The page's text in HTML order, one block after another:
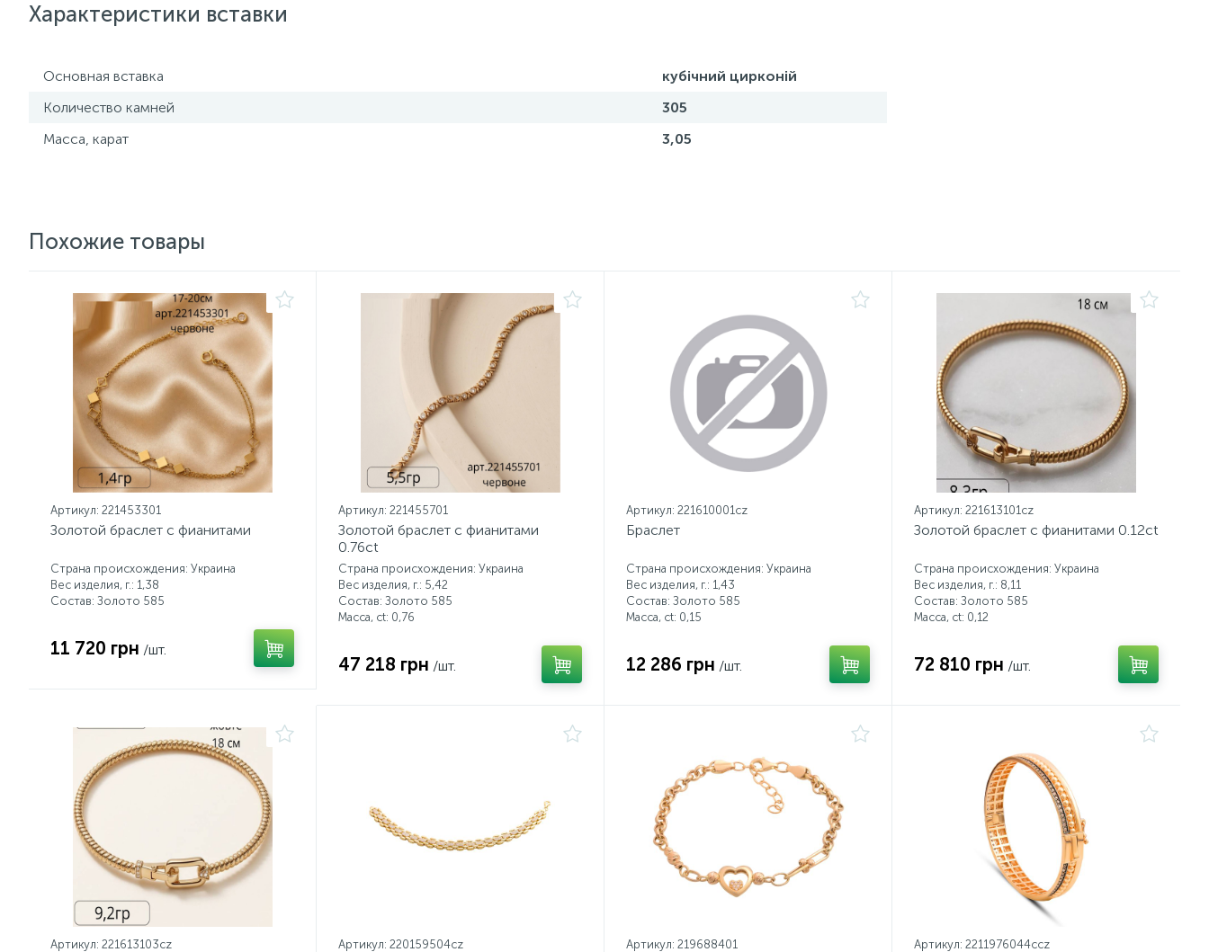
Характеристики вставки
Основная вставка
кубічний цирконій
Количество камней
305
Масса, карат
3,05
Похожие товары
Артикул: 221453301
Золотой браслет с фианитами
Страна происхождения: Украина
Вес изделия, г.: 1,38
Состав: Золото 585
11 720 грн /шт.
Артикул: 221455701
Золотой браслет с фианитами
0.76ct
Страна происхождения: Украина
Вес изделия, г.: 5,42
Состав: Золото 585
Масса, ct: 0,76
47 218 грн /шт.
Артикул: 221610001cz
Браслет
Страна происхождения: Украина
Вес изделия, г.: 1,43
Состав: Золото 585
Масса, ct: 0,15
12 286 грн /шт.
Артикул: 221613101cz
Золотой браслет с фианитами 0.12ct
Страна происхождения: Украина
Вес изделия, г.: 8,11
Состав: Золото 585
Масса, ct: 0,12
72 810 грн /шт.
Артикул: 221613103cz Артикул: 220159504cz Артикул: 219688401 Артикул: 2211976044ccz